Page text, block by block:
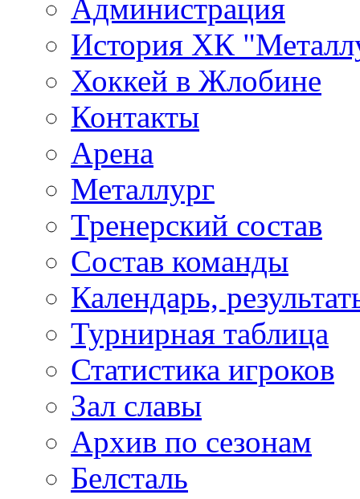
Администрация
История ХК
Хоккей в Жлобине
Контакты
Арена
Металлург
Тренерский состав
Состав команды
Календарь,
Турнирная таблица
Статистика игроков
Зал славы
Архив по сезонам
Белсталь